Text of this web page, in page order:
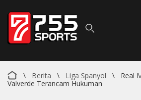
\ Berita \ Liga Spanyol \
Real
Valverde Terancam Hukuman